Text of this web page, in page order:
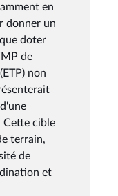
en
donner un
doter
de
non
Cette cible
terrain,
de
et